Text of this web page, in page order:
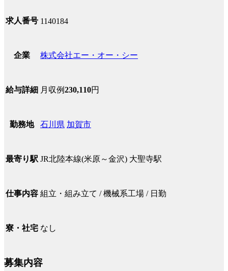
求人番号 1140184
企業 株式会社エー・オー・シー
給与詳細 月収例230,110円
勤務地 石川県 加賀市
最寄り駅 JR北陸本線(米原～金沢) 大聖寺駅
仕事内容 組立・組み立て / 機械系工場 / 日勤
寮・社宅 なし
募集内容